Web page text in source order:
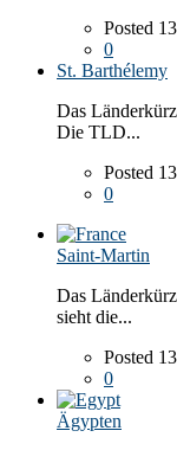
Posted
0
St. Barthélemy
Das
Die TLD...
Posted
0
Saint-Martin
Das
sieht die...
Posted
0
Ägypten